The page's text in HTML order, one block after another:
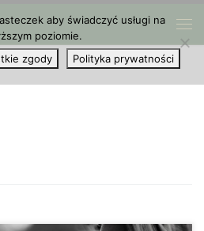
aby świadczyć usługi na
poziomie.
zgody Polityka prywatności